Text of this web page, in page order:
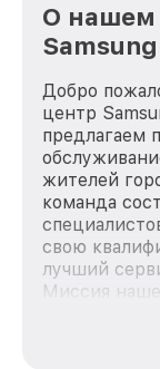
О нашем
Добро
центр
предлагаем
жителей
команда
свою
лучший
Миссия
каждого